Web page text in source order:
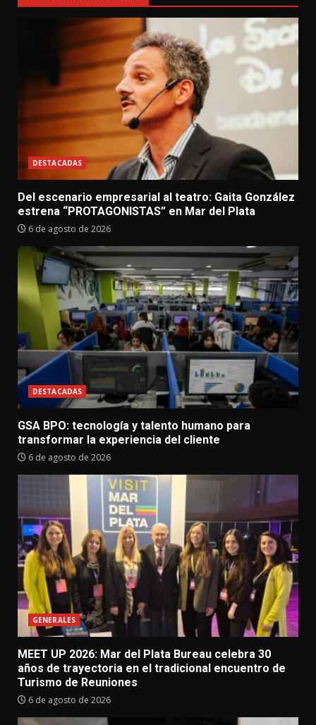
DESTACADAS
Del escenario empresarial al teatro: Gaita González
estrena “PROTAGONISTAS” en Mar del Plata
6 de agosto de 2026
DESTACADAS
GSA BPO: tecnología y talento humano para
transformar la experiencia del cliente
6 de agosto de 2026
GENERALES
MEET UP 2026: Mar del Plata Bureau celebra 30
años de trayectoria en el tradicional encuentro de
Turismo de Reuniones
6 de agosto de 2026